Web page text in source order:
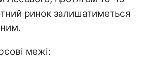
ринок залишатиметься
межі: